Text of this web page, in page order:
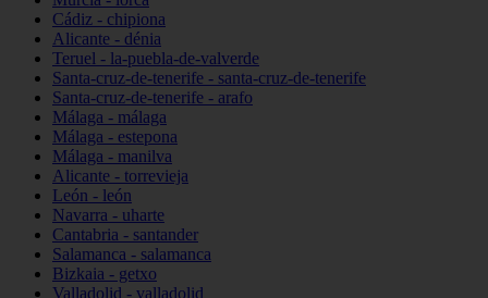
Cádiz - chipiona
Alicante - dénia
Teruel - la-puebla-de-valverde
Santa-cruz-de-tenerife - santa-cruz-de-tenerife
Santa-cruz-de-tenerife - arafo
Málaga - málaga
Málaga - estepona
Málaga - manilva
Alicante - torrevieja
León - león
Navarra - uharte
Cantabria - santander
Salamanca - salamanca
Bizkaia - getxo
Valladolid - valladolid